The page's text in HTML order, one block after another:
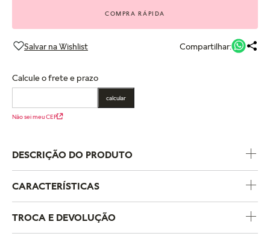
COMPRA RÁPIDA
Compartilhar:
Calcule o frete e prazo
calcular
Não sei meu CEP
DESCRIÇÃO DO PRODUTO
CARACTERÍSTICAS
Coleção
Pandora Moments
TROCA E DEVOLUÇÃO